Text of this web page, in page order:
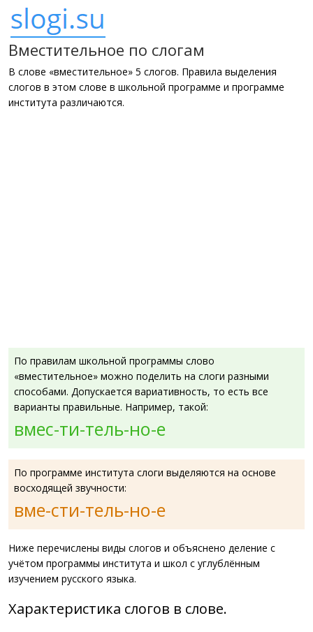
Вместительное по слогам
В слове «вместительное» 5 слогов. Правила выделения
слогов в этом слове в школьной программе и программе
института различаются.
По правилам школьной программы слово
«вместительное» можно поделить на слоги разными
способами. Допускается вариативность, то есть все
варианты правильные. Например, такой:
вмес-ти-тель-но-е
По программе института слоги выделяются на основе
восходящей звучности:
вме-сти-тель-но-е
Ниже перечислены виды слогов и объяснено деление с
учётом программы института и школ с углублённым
изучением русского языка.
Характеристика слогов в слове.